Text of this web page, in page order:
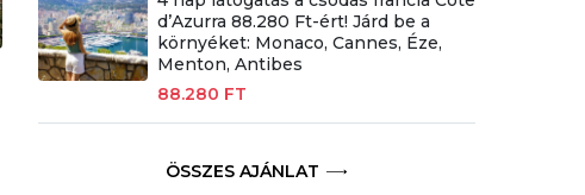
d’Azurra 88.280 Ft-ért! Járd be a
környéket: Monaco, Cannes, Éze,
Menton, Antibes
88.280 FT
ÖSSZES AJÁNLAT